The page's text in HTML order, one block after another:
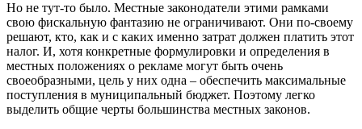
Но не тут-то было. Местные законодатели этими рамками
свою фискальную фантазию не ограничивают. Они по-своему
решают, кто, как и с каких именно затрат должен платить этот
налог. И, хотя конкретные формулировки и определения в
местных положениях о рекламе могут быть очень
своеобразными, цель у них одна – обеспечить максимальные
поступления в муниципальный бюджет. Поэтому легко
выделить общие черты большинства местных законов.